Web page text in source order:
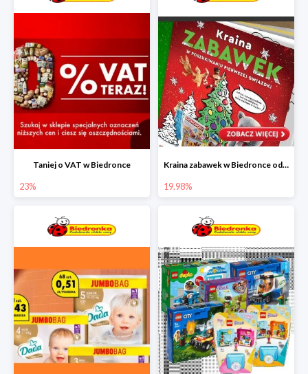
Taniej o VAT w Biedronce
23%
Kraina zabawek w Biedronce od 19,99 zł
19.98%